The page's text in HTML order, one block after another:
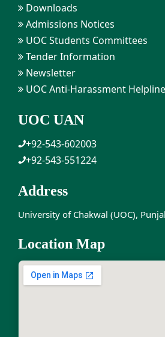
Downloads
Admissions Notices
UOC Students Committees
Tender Information
Newsletter
UOC Anti-Harassment Helpline
UOC UAN
+92-543-602003
+92-543-551224
Address
University of Chakwal (UOC),
Location Map